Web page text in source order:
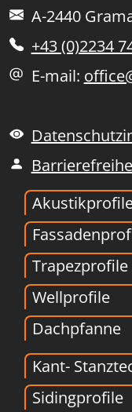
A-2440
+43 (0)2234
E-mail:
Trapezprofile
Wellprofile
Dachpfanne
Kant-
Sidingprofile